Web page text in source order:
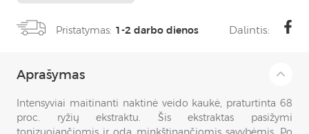
Pristatymas: 1-2 darbo dienos Dalintis:
Aprašymas
Intensyviai maitinanti naktinė veido kaukė, praturtinta 68
proc. ryžių ekstraktu. Šis ekstraktas pasižymi